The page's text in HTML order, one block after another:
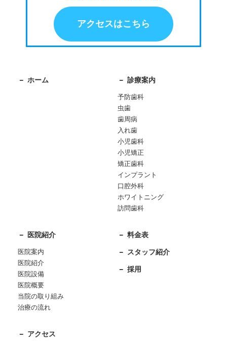
アクセスはこちら
ホーム 診療案内
予防歯科
虫歯
歯周病
入れ歯
小児歯科
小児矯正
矯正歯科
インプラント
口腔外科
ホワイトニング
訪問歯科
医院紹介
医院案内
医院紹介
医院設備
医院概要
当院の取り組み
治療の流れ
料金表
スタッフ紹介
採用
アクセス